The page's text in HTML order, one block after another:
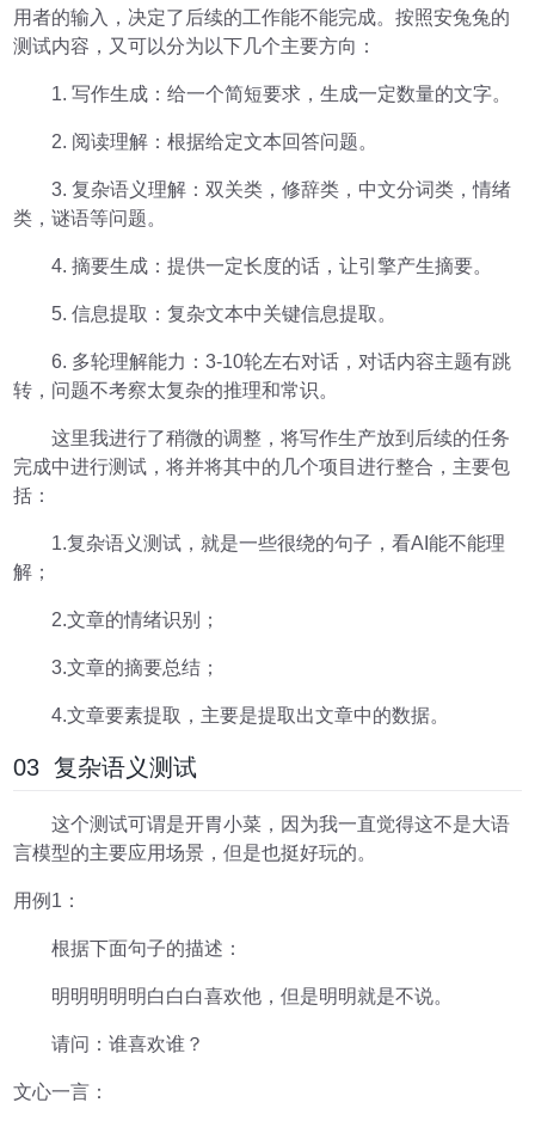
用者的输入，决定了后续的工作能不能完成。按照安兔兔的
测试内容，又可以分为以下几个主要方向：
1. 写作生成：给一个简短要求，生成一定数量的文字。
2. 阅读理解：根据给定文本回答问题。
3. 复杂语义理解：双关类，修辞类，中文分词类，情绪
类，谜语等问题。
4. 摘要生成：提供一定长度的话，让引擎产生摘要。
5. 信息提取：复杂文本中关键信息提取。
6. 多轮理解能力：3-10轮左右对话，对话内容主题有跳
转，问题不考察太复杂的推理和常识。
这里我进行了稍微的调整，将写作生产放到后续的任务
完成中进行测试，将并将其中的几个项目进行整合，主要包
括：
1.复杂语义测试，就是一些很绕的句子，看AI能不能理
解；
2.文章的情绪识别；
3.文章的摘要总结；
4.文章要素提取，主要是提取出文章中的数据。
03 复杂语义测试
这个测试可谓是开胃小菜，因为我一直觉得这不是大语
言模型的主要应用场景，但是也挺好玩的。
用例1：
根据下面句子的描述：
明明明明明白白白喜欢他，但是明明就是不说。
请问：谁喜欢谁？
文心一言：